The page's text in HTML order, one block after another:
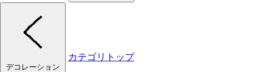
デコレーション
カテゴリトップ